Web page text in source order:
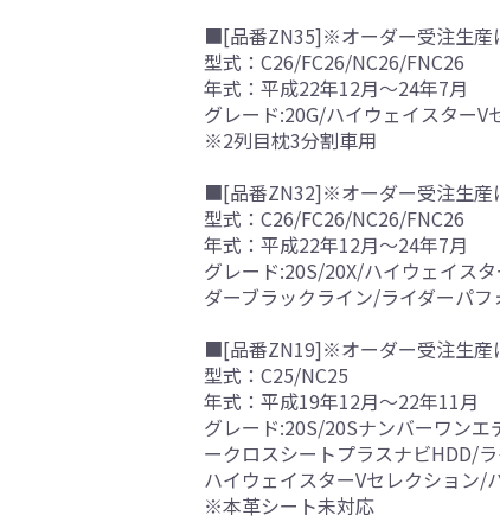
■[品番ZN35]※オーダー受注生産
型式：C26/FC26/NC26/FNC26
年式：平成22年12月～24年7月
グレード:20G/ハイウェイスター
※2列目枕3分割車用
■[品番ZN32]※オーダー受注生産
型式：C26/FC26/NC26/FNC26
年式：平成22年12月～24年7月
グレード:20S/20X/ハイウェイス
ダーブラックライン/ライダーパ
■[品番ZN19]※オーダー受注生産
型式：C25/NC25
年式：平成19年12月～22年11月
グレード:20S/20Sナンバーワン
ークロスシートプラスナビHDD/
ハイウェイスターVセレクション/
※本革シート未対応